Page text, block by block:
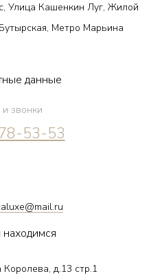
Улица Кашенкин Луг, Жилой
Метро Марьина
данные
звонки
53-53
находимся
д.13 стр.1